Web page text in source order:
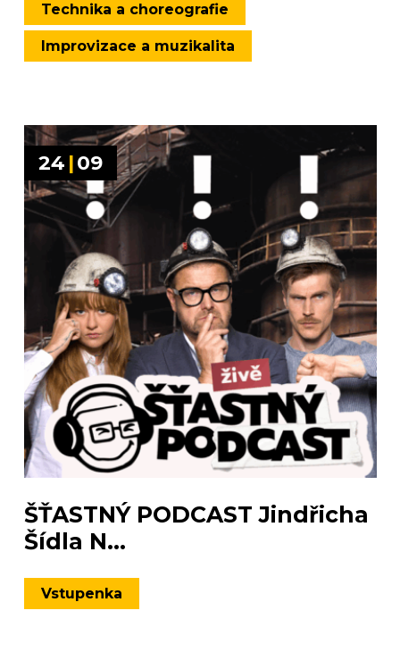
Technika a choreografie
Improvizace a muzikalita
24 |09
ŠŤASTNÝ PODCAST Jindřicha
Šídla N...
Vstupenka